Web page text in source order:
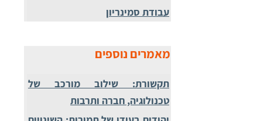
עבודת סמינריון
מאמרים נוספים
תקשורת: שילוב מורכב של
טכנולוגיה, חברה ותרבות